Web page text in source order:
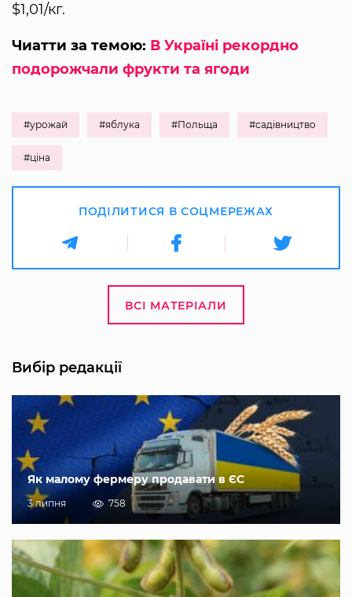
$1,01/кг.
Чиатти за темою: В Україні рекордно
подорожчали фрукти та ягоди
#урожай #яблука #Польща #садівництво
#ціна
ПОДІЛИТИСЯ В СОЦМЕРЕЖАХ
ВСІ МАТЕРІАЛИ
Вибір редакції
Як малому фермеру продавати в ЄС
3 липня 758